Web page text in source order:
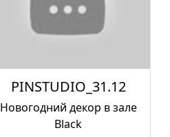
PINSTUDIO_31.12
Новогодний декор в зале
Black